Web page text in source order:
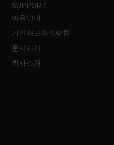
SUPPORT
이용안내
개인정보처리방침
문의하기
회사소개